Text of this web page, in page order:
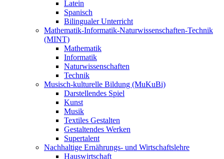
Latein
Spanisch
Bilingualer Unterricht
Mathematik-Informatik-Naturwissenschaften-Technik
(MINT)
Mathematik
Informatik
Naturwissenschaften
Technik
Musisch-kulturelle Bildung (MuKuBi)
Darstellendes Spiel
Kunst
Musik
Textiles Gestalten
Gestaltendes Werken
Supertalent
Nachhaltige Ernährungs- und Wirtschaftslehre
Hauswirtschaft